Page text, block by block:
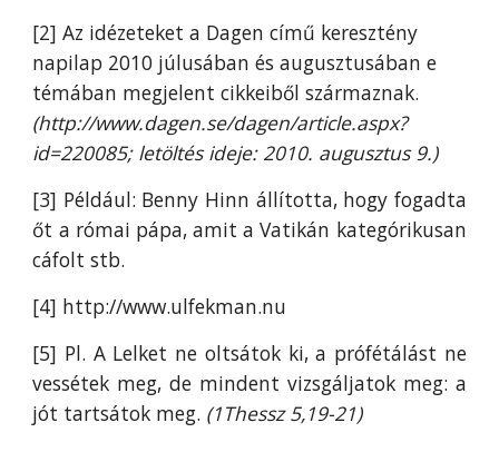
[2] Az idézeteket a Dagen című keresztény
napilap 2010 júlusában és augusztusában e
témában megjelent cikkeiből származnak.
(http://www.dagen.se/dagen/article.aspx?
id=220085; letöltés ideje: 2010. augusztus 9.)
[3] Például: Benny Hinn állította, hogy fogadta
őt a római pápa, amit a Vatikán kategórikusan
cáfolt stb.
[4] http://www.ulfekman.nu
[5] Pl. A Lelket ne oltsátok ki, a prófétálást ne
vessétek meg, de mindent vizsgáljatok meg: a
jót tartsátok meg. (1Thessz 5,19-21)